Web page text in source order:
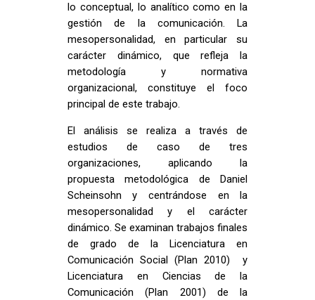
lo conceptual, lo analítico como en la
gestión de la comunicación. La
mesopersonalidad, en particular su
carácter dinámico, que refleja la
metodología y normativa
organizacional, constituye el foco
principal de este trabajo.
El análisis se realiza a través de
estudios de caso de tres
organizaciones, aplicando la
propuesta metodológica de Daniel
Scheinsohn y centrándose en la
mesopersonalidad y el carácter
dinámico. Se examinan trabajos finales
de grado de la Licenciatura en
Comunicación Social (Plan 2010) y
Licenciatura en Ciencias de la
Comunicación (Plan 2001) de la